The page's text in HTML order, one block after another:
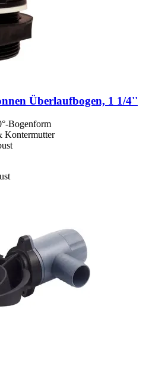
Überlaufbogen, 1 1/4''
Bogenform
Kontermutter